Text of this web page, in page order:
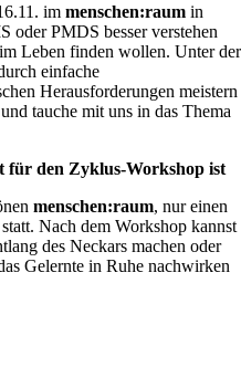
immenschen:raum in
oder PMDS besser verstehen
Leben finden wollen. Unter der
einfache
Herausforderungen meistern
tauche mit uns in das Thema
für den Zyklus-Workshop ist
menschen:raum, nur einen
Nach dem Workshop kannst
des Neckars machen oder
Gelernte in Ruhe nachwirken